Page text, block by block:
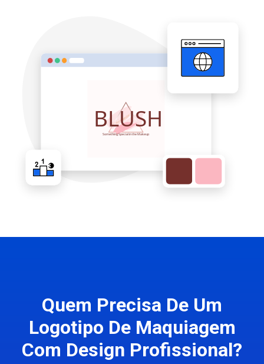
Quem Precisa De Um
Logotipo De Maquiagem
Com Design Profissional?